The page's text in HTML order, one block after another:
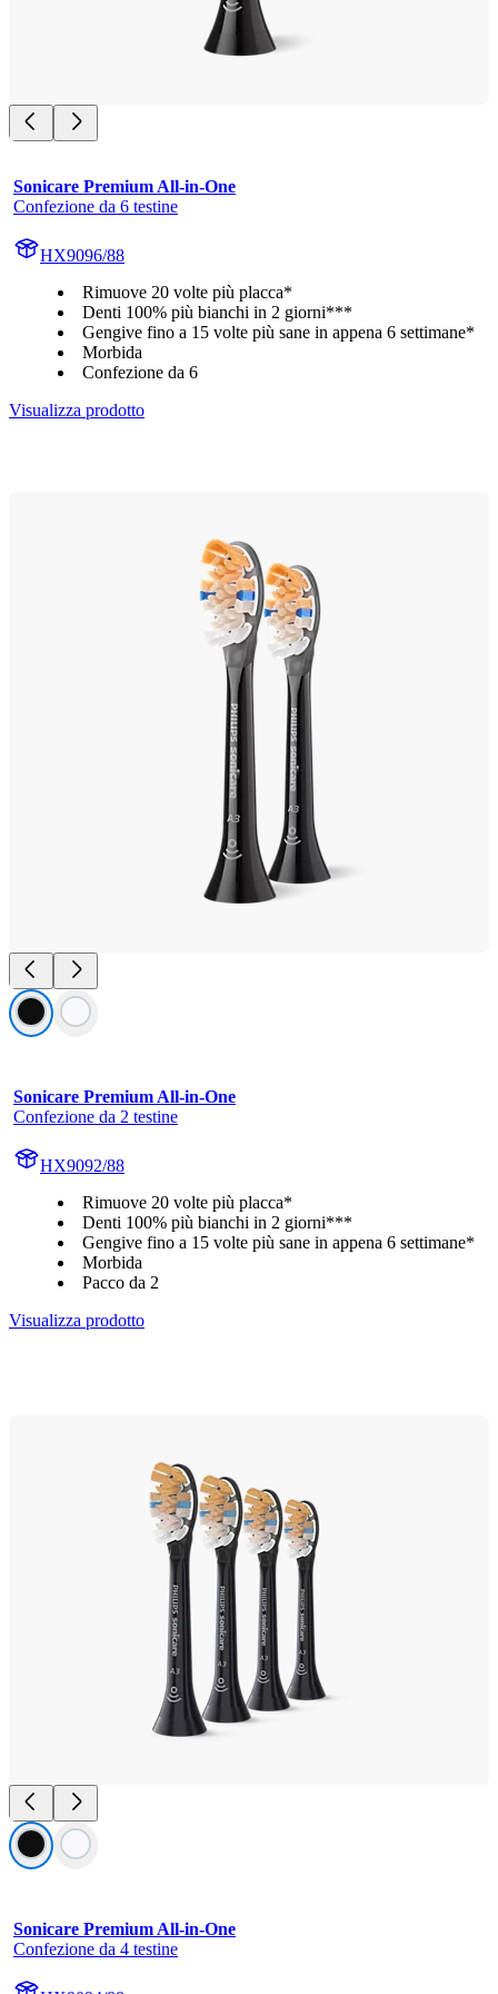
Sonicare Premium All-in-One
Confezione da 6 testine
HX9096/88
Rimuove 20 volte più placca*
Denti 100% più bianchi in 2 giorni***
Gengive fino a 15 volte più sane in appena 6 settimane*
Morbida
Confezione da 6
Visualizza prodotto
Sonicare Premium All-in-One
Confezione da 2 testine
HX9092/88
Rimuove 20 volte più placca*
Denti 100% più bianchi in 2 giorni***
Gengive fino a 15 volte più sane in appena 6 settimane*
Morbida
Pacco da 2
Visualizza prodotto
Sonicare Premium All-in-One
Confezione da 4 testine